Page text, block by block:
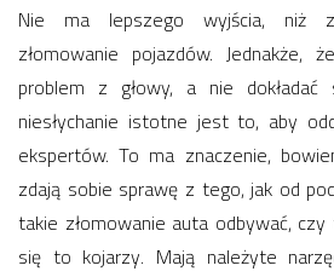
Nie ma lepszego wyjścia, niż
złomowanie pojazdów. Jednakże,
problem z głowy, a nie
niesłychanie istotne jest to, aby
ekspertów. To ma znaczenie,
zdają sobie sprawę z tego, jak od
takie złomowanie auta odbywać,
się to kojarzy. Mają należyte